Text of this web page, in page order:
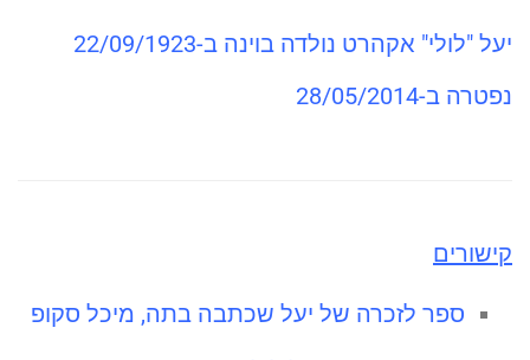
יעל "לולי" אקהרט נולדה בוינה ב-22/09/1923
נפטרה ב-28/05/2014
קישורים
ספר לזכרה של יעל שכתבה בתה, מיכל סקופ